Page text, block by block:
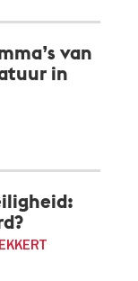
van
in